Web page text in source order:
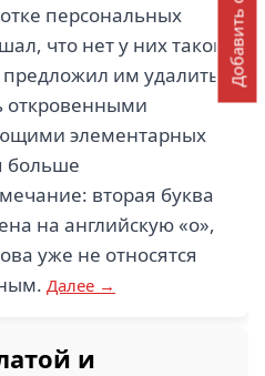
персональных
что нет у них такого
им удалить
откровенными
элементарных
больше
вторая буква
на английскую «o»,
уже не относятся
Далее →
и